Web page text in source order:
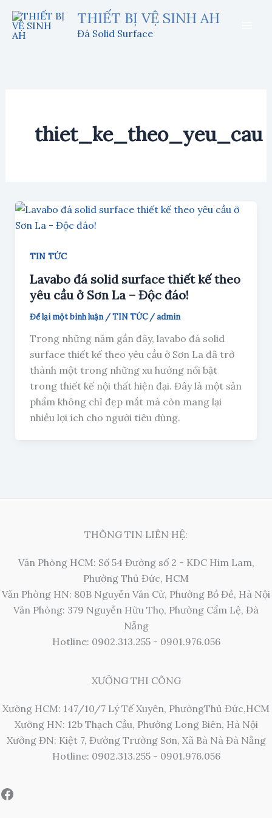
nội
THIẾT BỊ VỆ SINH AH
Đá Solid Surface
thiet_ke_theo_yeu_cau
TIN TỨC
Lavabo đá solid surface thiết kế theo
yêu cầu ở Sơn La – Độc đáo!
Để lại một bình luận /TIN TỨC/admin
Trong những năm gần đây, lavabo đá solid
surface thiết kế theo yêu cầu ở Sơn La đã trở
thành một trong những xu hướng nổi bật
trong thiết kế nội thất hiện đại. Đây là một sản
phẩm không chỉ đẹp mắt mà còn mang lại
nhiều lợi ích cho người tiêu dùng.
THÔNG TIN LIÊN HỆ:
Văn Phòng HCM: Số 54 Đường số 2 - KDC Him Lam,
Phường Thủ Đức, HCM
Văn Phòng HN: 80B Nguyễn Văn Cừ, Phường Bồ Đề, Hà Nội
Văn Phòng: 379 Nguyễn Hữu Thọ, Phường Cẩm Lệ, Đà
Nẵng
Hotline: 0902.313.255 - 0901.976.056
XƯỞNG THI CÔNG
Xưởng HCM: 147/10/7 Lý Tế Xuyên, PhườngThủ Đức,HCM
Xưởng HN: 12b Thạch Cầu, Phường Long Biên, Hà Nội
Xưởng ĐN: Kiệt 7, Đường Trường Sơn, Xã Bà Nà Đà Nẵng
Hotline: 0902.313.255 - 0901.976.056